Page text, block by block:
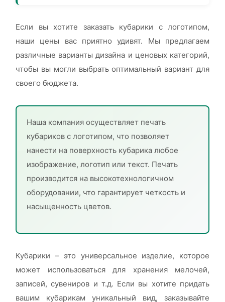
Если вы хотите заказать кубарики с логотипом,
наши цены вас приятно удивят. Мы предлагаем
различные варианты дизайна и ценовых категорий,
чтобы вы могли выбрать оптимальный вариант для
своего бюджета.
Наша компания осуществляет печать
кубариков с логотипом, что позволяет
нанести на поверхность кубарика любое
изображение, логотип или текст. Печать
производится на высокотехнологичном
оборудовании, что гарантирует четкость и
насыщенность цветов.
Кубарики – это универсальное изделие, которое
может использоваться для хранения мелочей,
записей, сувениров и т.д. Если вы хотите придать
вашим кубарикам уникальный вид, заказывайте